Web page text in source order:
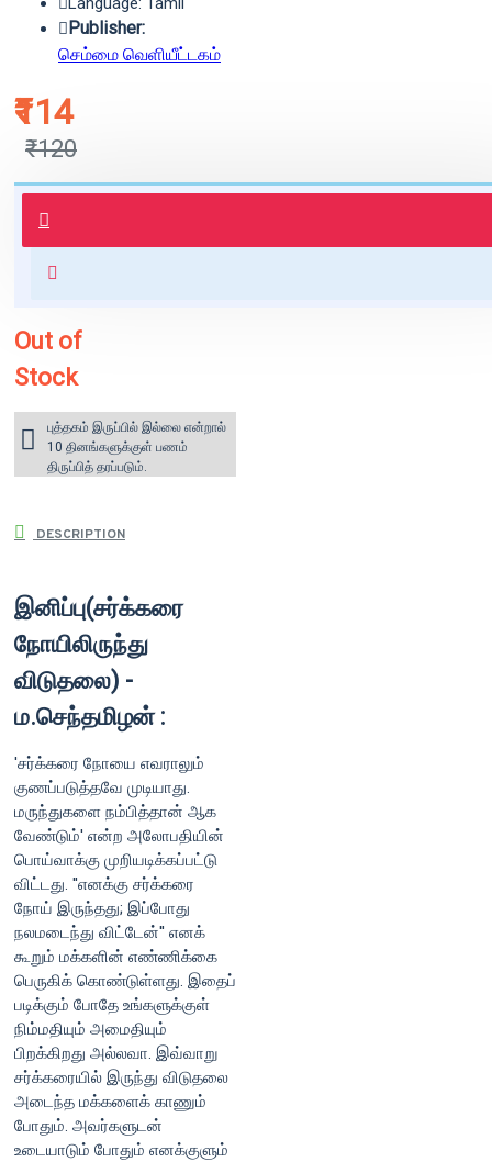
₹114
₹120
Publisher:
செம்மை வெளியீட்டகம்
புத்தகம் 3 - 7 நாட்களில் அனுப்பி
வைக்கப்படும்.
for orders above ₹1000 within
Out of
Stock
புத்தகம் இருப்பில் இல்லை என்றால்
10 தினங்களுக்குள் பணம்
திருப்பித் தரப்படும்.
DESCRIPTION
இனிப்பு(சர்க்கரை
நோயிலிருந்து
விடுதலை) -
ம.செந்தமிழன் :
'சர்க்கரை நோயை எவராலும்
குணப்படுத்தவே முடியாது.
மருந்துகளை நம்பித்தான் ஆக
வேண்டும்' என்ற அலோபதியின்
பொய்வாக்கு முறியடிக்கப்பட்டு
விட்டது. ''எனக்கு சர்க்கரை
நோய் இருந்தது; இப்போது
நலமடைந்து விட்டேன்'' எனக்
கூறும் மக்களின் எண்ணிக்கை
பெருகிக் கொண்டுள்ளது. இதைப்
படிக்கும் போதே உங்களுக்குள்
நிம்மதியும் அமைதியும்
பிறக்கிறது அல்லவா. இவ்வாறு
சர்க்கரையில் இருந்து விடுதலை
அடைந்த மக்களைக் காணும்
போதும். அவர்களுடன்
உடையாடும் போதும் எனக்குளும்